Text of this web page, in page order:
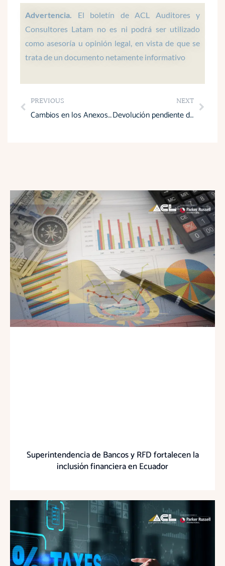
a
p
p
o
o
k
d
i
n
g
r
a
m
b
e
Advertencia. El boletín de ACL Auditores y
Consultores Latam no es ni podrá ser utilizado
como asesoría u opinión legal, en vista de que se
trata de un documento netamente informativo
Prev
PREVIOUS
Cambios en los Anexos del ICT 2024
NEXT
Devolución pendiente del SRI: cómo convertirla en efectivo
Superintendencia de Bancos y RFD fortalecen la
inclusión financiera en Ecuador